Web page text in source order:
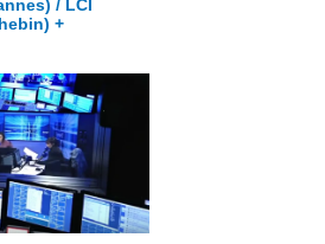
/ LCI
+